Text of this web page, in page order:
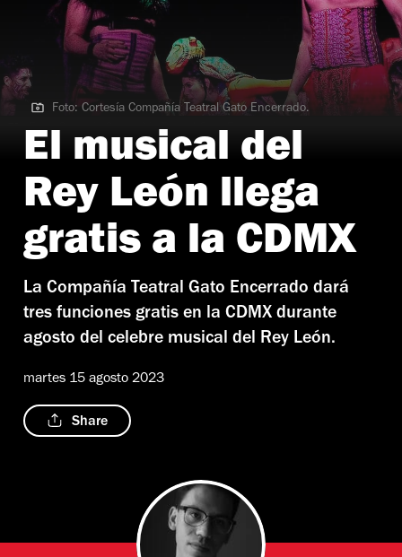
Foto: Cortesía Compañía Teatral Gato Encerrado.
Foto: Cortesía Compañía Teatral Gato Encerrado.
El musical del
Rey León llega
gratis a la CDMX
La Compañía Teatral Gato Encerrado dará
tres funciones gratis en la CDMX durante
agosto del celebre musical del Rey León.
martes 15 agosto 2023
Share